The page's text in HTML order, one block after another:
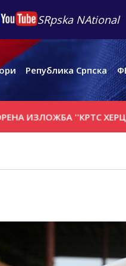
SRpska NAtional
Република Српска
''КРTС